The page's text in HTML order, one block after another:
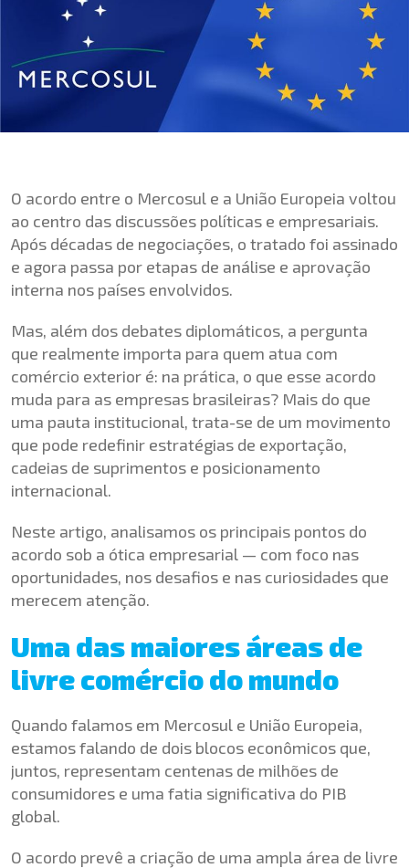
O acordo entre o Mercosul e a União Europeia voltou
ao centro das discussões políticas e empresariais.
Após décadas de negociações, o tratado foi assinado
e agora passa por etapas de análise e aprovação
interna nos países envolvidos.
Mas, além dos debates diplomáticos, a pergunta
que realmente importa para quem atua com
comércio exterior é: na prática, o que esse acordo
muda para as empresas brasileiras? Mais do que
uma pauta institucional, trata-se de um movimento
que pode redefinir estratégias de exportação,
cadeias de suprimentos e posicionamento
internacional.
Neste artigo, analisamos os principais pontos do
acordo sob a ótica empresarial — com foco nas
oportunidades, nos desafios e nas curiosidades que
merecem atenção.
Uma das maiores áreas de
livre comércio do mundo
Quando falamos em Mercosul e União Europeia,
estamos falando de dois blocos econômicos que,
juntos, representam centenas de milhões de
consumidores e uma fatia significativa do PIB
global.
O acordo prevê a criação de uma ampla área de livre